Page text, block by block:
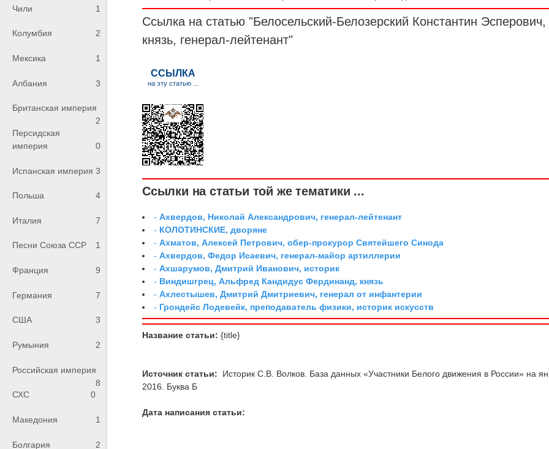
Чили 1
Колумбия 2
Мексика 1
Албания 3
Британская империя
2
Персидская
империя
0
Испанская империя 3
Польша 4
Италия 7
Песни Союза ССР 1
Франция 9
Германия 7
США 3
Румыния 2
Российская империя
8
СХС
0
Македония 1
Болгария 2
Ссылка на статью "Белосельский-Белозерский Константин Эсперович,
князь, генерал-лейтенант"
Ссылки на статьи той же тематики ...
-Ахвердов, Николай Александрович, генерал-лейтенант
- КОЛОТИНСКИЕ, дворяне
-Ахматов, Алексей Петрович, обер-прокурор Святейшего Синода
-Ахвердов, Федор Исаевич, генерал-майор артиллерии
-Ахшарумов, Дмитрий Иванович, историк
- Виндишгрец, Альфред Кандидус Фердинанд, князь
-Ахлестышев, Дмитрий Дмитриевич, генерал от инфантерии
- Грондейс Лодевейк, преподаватель физики, историк искусств
Название статьи: {title}
Источник статьи:
Историк С.В. Волков. База данных «Участники Белого движения в России» на
2016. Буква Б
Дата написания статьи: